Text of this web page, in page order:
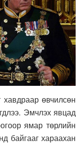
өвчилсөн
Эмчлэх явцад
ямар төрлийн
байгааг хараахан